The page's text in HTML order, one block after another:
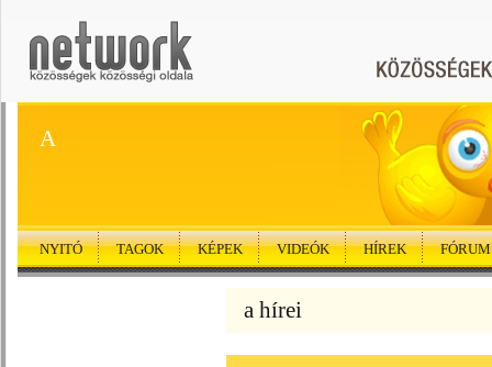
A
NYITÓ TAGOK KÉPEK VIDEÓK HÍREK FÓRUM
a hírei